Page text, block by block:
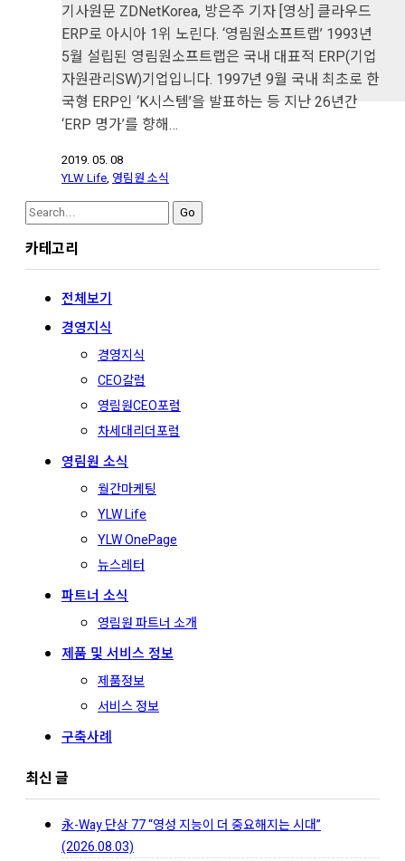
기사원문 ZDNetKorea, 방은주 기자 [영상] 클라우드
ERP로 아시아 1위 노린다. ‘영림원소프트랩’ 1993년
5월 설립된 영림원소프트랩은 국내 대표적 ERP(기업
자원관리SW)기업입니다. 1997년 9월 국내 최초로 한
국형 ERP인 ‘K시스템’을 발표하는 등 지난 26년간
‘ERP 명가’를 향해…
2019. 05. 08
YLW Life, 영림원 소식
Search
카테고리
전체보기
경영지식
경영지식
CEO칼럼
영림원CEO포럼
차세대리더포럼
영림원 소식
월간마케팅
YLW Life
YLW OnePage
뉴스레터
파트너 소식
영림원 파트너 소개
제품 및 서비스 정보
제품정보
서비스 정보
구축사례
최신 글
永-Way 단상 77 “영성 지능이 더 중요해지는 시대”
(2026.08.03)